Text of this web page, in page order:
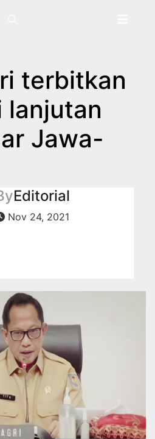
terbitkan
lanjutan
Jawa-
Editorial
Nov 24, 2021